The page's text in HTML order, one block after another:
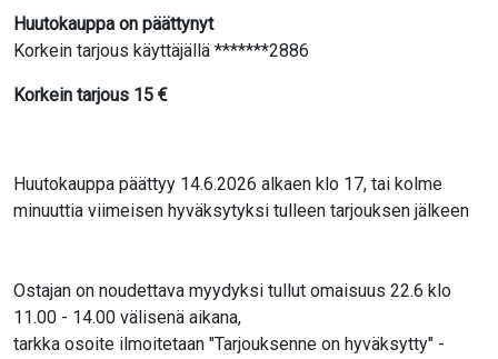
Huutokauppa on päättynyt
Korkein tarjous käyttäjällä *******2886
Korkein tarjous 15 €
Huutokauppa päättyy 14.6.2026 alkaen klo 17, tai kolme
minuuttia viimeisen hyväksytyksi tulleen tarjouksen jälkeen
Ostajan on noudettava myydyksi tullut omaisuus 22.6 klo
11.00 - 14.00 välisenä aikana,
tarkka osoite ilmoitetaan "Tarjouksenne on hyväksytty" -